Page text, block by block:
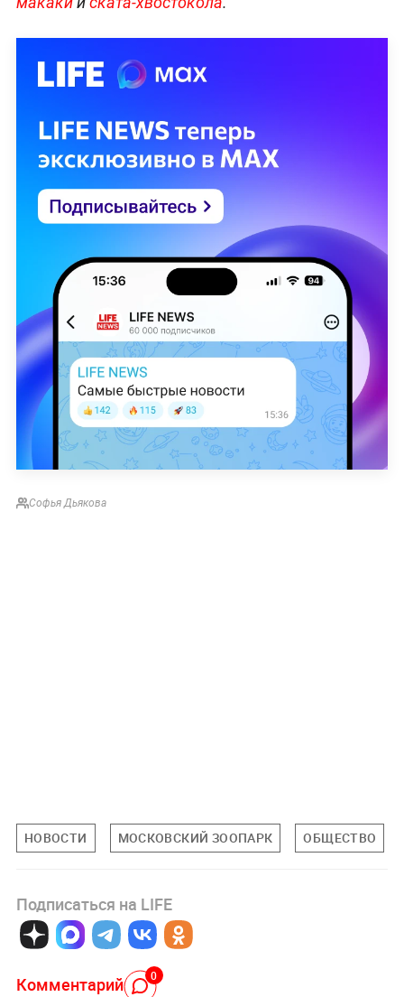
Софья Дьякова
НОВОСТИ МОСКОВСКИЙ ЗООПАРК ОБЩЕСТВО
Подписаться на LIFE
Комментарий 0